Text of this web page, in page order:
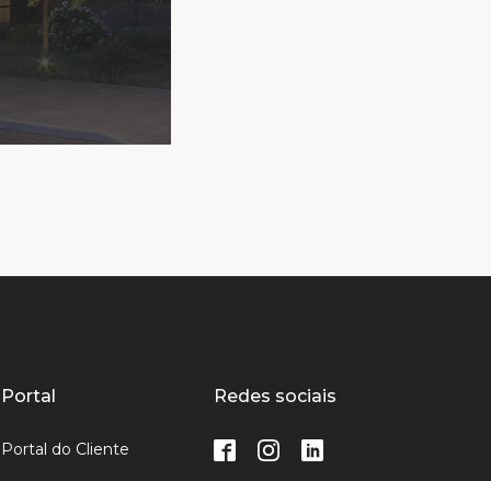
Portal
Portal do Cliente
Redes sociais